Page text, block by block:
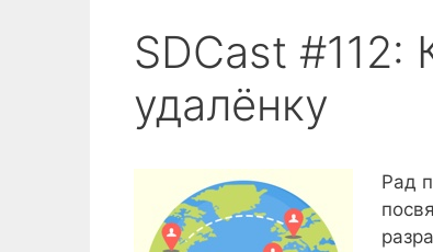
SDCast #112:
удалёнку
Рад